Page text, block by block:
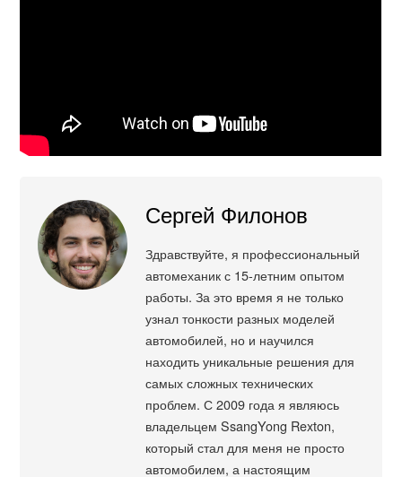
Сергей Филонов
Здравствуйте, я профессиональный
автомеханик с 15-летним опытом
работы. За это время я не только
узнал тонкости разных моделей
автомобилей, но и научился
находить уникальные решения для
самых сложных технических
проблем. С 2009 года я являюсь
владельцем SsangYong Rexton,
который стал для меня не просто
автомобилем, а настоящим